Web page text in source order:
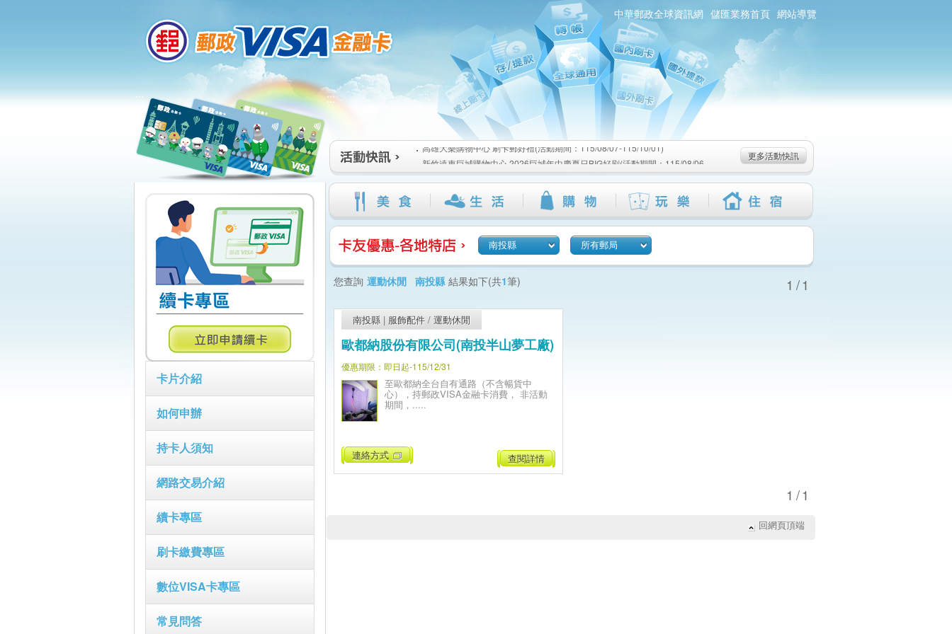
中華郵政全球資訊網 儲匯業務首頁 網站導覽
:::
卡片介紹
如何申辦
持卡人須知
網路交易介紹
續卡專區
刷卡繳費專區
數位VISA卡專區
常見問答
:::
高雄大樂購物中心 刷卡郵好禮(活動期間：115/08/07-115/10/01)
新竹遠東巨城購物中心 2026巨城年中慶夏日BIG好刷(活動期間：115/08/06-
115/08/26)
臺北三創生活 有點東西第2波 刷卡郵好禮(活動期間：115/08/06-115/09/02)
高雄大樂購物中心 刷卡郵好禮(活動期間：115/08/07-115/10/01)
新竹遠東巨城購物中心 2026巨城年中慶夏日BIG好刷(活動期間：115/08/06-
115/08/26)
臺北三創生活 有點東西第2波 刷卡郵好禮(活動期間：115/08/06-115/09/02)
更多活動快訊
南投縣 所有郵局
您查詢 運動休閒 南投縣 結果如下(共1筆) 1/1
南投縣 | 服飾配件 / 運動休閒
歐都納股份有限公司(南投半山夢工廠)
優惠期限：即日起-115/12/31
至歐都納全台自有通路（不含暢貨中
心），持郵政VISA金融卡消費， 非活動
期間，.....
連絡方式 查閱詳情
1/1
回網頁頂端